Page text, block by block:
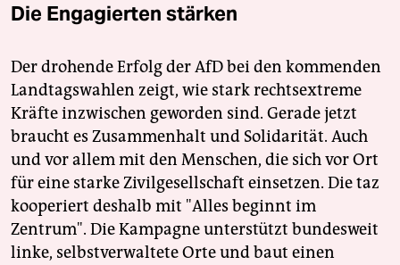
Die Engagierten stärken
Der drohende Erfolg der AfD bei den kommenden
Landtagswahlen zeigt, wie stark rechtsextreme
Kräfte inzwischen geworden sind. Gerade jetzt
braucht es Zusammenhalt und Solidarität. Auch
und vor allem mit den Menschen, die sich vor Ort
für eine starke Zivilgesellschaft einsetzen. Die taz
kooperiert deshalb mit "Alles beginnt im
Zentrum". Die Kampagne unterstützt bundesweit
linke, selbstverwaltete Orte und baut einen